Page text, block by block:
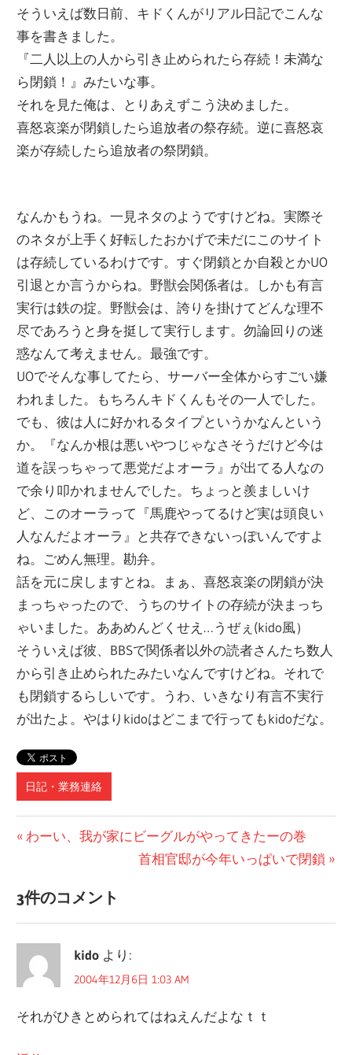
そういえば数日前、キドくんがリアル日記でこんな
事を書きました。
『二人以上の人から引き止められたら存続！未満な
ら閉鎖！』みたいな事。
それを見た俺は、とりあえずこう決めました。
喜怒哀楽が閉鎖したら追放者の祭存続。逆に喜怒哀
楽が存続したら追放者の祭閉鎖。
なんかもうね。一見ネタのようですけどね。実際そ
のネタが上手く好転したおかげで未だにこのサイト
は存続しているわけです。すぐ閉鎖とか自殺とかUO
引退とか言うからね。野獣会関係者は。しかも有言
実行は鉄の掟。野獣会は、誇りを掛けてどんな理不
尽であろうと身を挺して実行します。勿論回りの迷
惑なんて考えません。最強です。
UOでそんな事してたら、サーバー全体からすごい嫌
われました。もちろんキドくんもその一人でした。
でも、彼は人に好かれるタイプというかなんという
か。『なんか根は悪いやつじゃなさそうだけど今は
道を誤っちゃって悪党だよオーラ』が出てる人なの
で余り叩かれませんでした。ちょっと羨ましいけ
ど、このオーラって『馬鹿やってるけど実は頭良い
人なんだよオーラ』と共存できないっぽいんですよ
ね。ごめん無理。勘弁。
話を元に戻しますとね。まぁ、喜怒哀楽の閉鎖が決
まっちゃったので、うちのサイトの存続が決まっち
ゃいました。ああめんどくせえ…うぜぇ(kido風）
そういえば彼、BBSで関係者以外の読者さんたち数人
から引き止められたみたいなんですけどね。それで
も閉鎖するらしいです。うわ、いきなり有言不実行
が出たよ。やはりkidoはどこまで行ってもkidoだな。
日記・業務連絡
投
ナ
ビ
ゲ
ー
シ
前
事:
わーい、我が家にビーグルがやってきたーの巻
次
事:
首相官邸が今年いっぱいで閉鎖
3件のコメント
kido より:
2004年12月6日 1:03 AM
それがひきとめられてはねえんだよなｔｔ